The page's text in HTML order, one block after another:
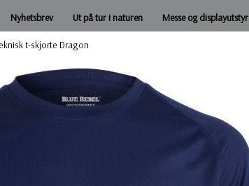
Nyhetsbrev Ut på tur i naturen Messe og displayutstyr
t-skjorte Dragon